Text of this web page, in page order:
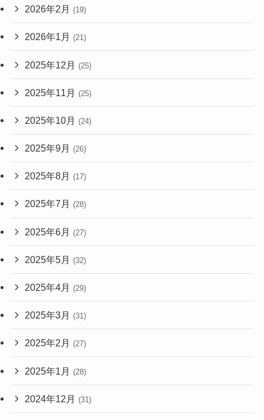
2026年2月 (19)
2026年1月 (21)
2025年12月 (25)
2025年11月 (25)
2025年10月 (24)
2025年9月 (26)
2025年8月 (17)
2025年7月 (28)
2025年6月 (27)
2025年5月 (32)
2025年4月 (29)
2025年3月 (31)
2025年2月 (27)
2025年1月 (28)
2024年12月 (31)